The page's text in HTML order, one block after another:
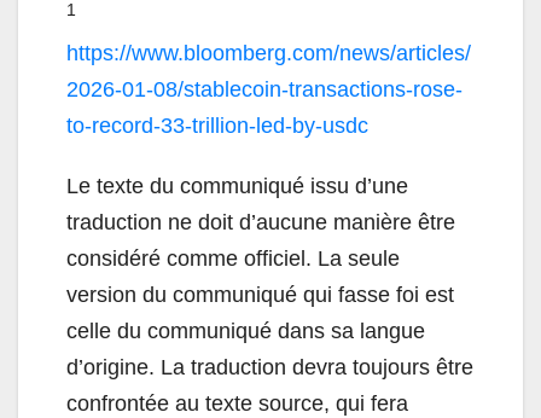
1
https://www.bloomberg.com/news/articles/
2026-01-08/stablecoin-transactions-rose-
to-record-33-trillion-led-by-usdc
Le texte du communiqué issu d’une
traduction ne doit d’aucune manière être
considéré comme officiel. La seule
version du communiqué qui fasse foi est
celle du communiqué dans sa langue
d’origine. La traduction devra toujours être
confrontée au texte source, qui fera